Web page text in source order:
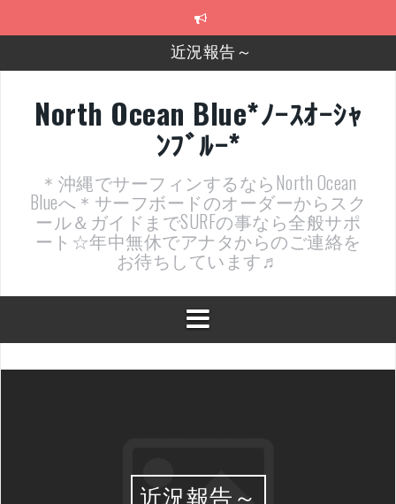
近況報告～
2026年明けました〜
近況報告ww
ヤッチマッターーーー！！！
支部長就任報告と支部予選・検定開催決定！
North Ocean Blue*ﾉｰｽｵｰｼｬ
ﾝﾌﾞﾙｰ*
＊沖縄でサーフィンするならNorth Ocean
Blueへ＊サーフボードのオーダーからスク
ール＆ガイドまでSURFの事なら全般サポ
ート☆年中無休でアナタからのご連絡を
お待ちしています♬
近況報告～